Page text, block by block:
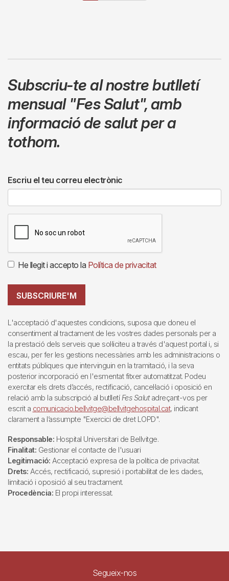
actual
següent
pàgina
Subscriu-te al nostre butlletí
mensual "Fes Salut",amb
informació de salut per a
tothom.
Escriu el teu correu electrònic
He llegit i accepto la Política de privacitat
SUBSCRIURE'M
L'acceptació d'aquestes condicions, suposa que doneu el
consentiment al tractament de les vostres dades personals per a
la prestació dels serveis que sol·liciteu a través d'aquest portal i, si
escau, per fer les gestions necessàries amb les administracions o
entitats públiques que intervinguin en la tramitació, i la seva
posterior incorporació en l'esmentat fitxer automatitzat. Podeu
exercitar els drets d’accés, rectificació, cancel·lació i oposició en
relació amb la subscripció al butlletíFes Salutadreçant-vos per
escrit a comunicacio.bellvitge@bellvitgehospital.cat, indicant
clarament a l’assumpte "Exercici de dret LOPD".
Responsable: Hospital Universitari de Bellvitge.
Finalitat: Gestionar el contacte de l'usuari
Legitimació: Acceptació expresa de la política de privacitat.
Drets: Accés, rectificació, supresió i portabilitat de les dades,
limitació i oposició al seu tractament.
Procedència: El propi interessat.
Segueix-nos